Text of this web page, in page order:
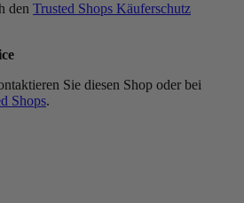
den Trusted Shops Käuferschutz
Sie diesen Shop oder bei
Shops.